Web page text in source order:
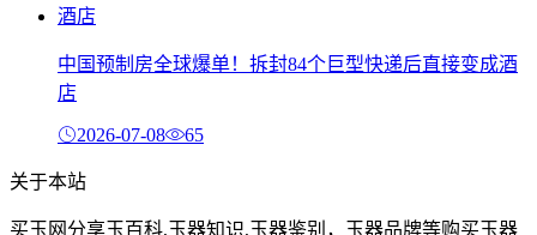
中国预制房全球爆单！拆封84个巨型快递后直接变成酒
店
2026-07-08 65
关于本站
买玉网分享玉百科,玉器知识,玉器鉴别，玉器品牌等购买玉器